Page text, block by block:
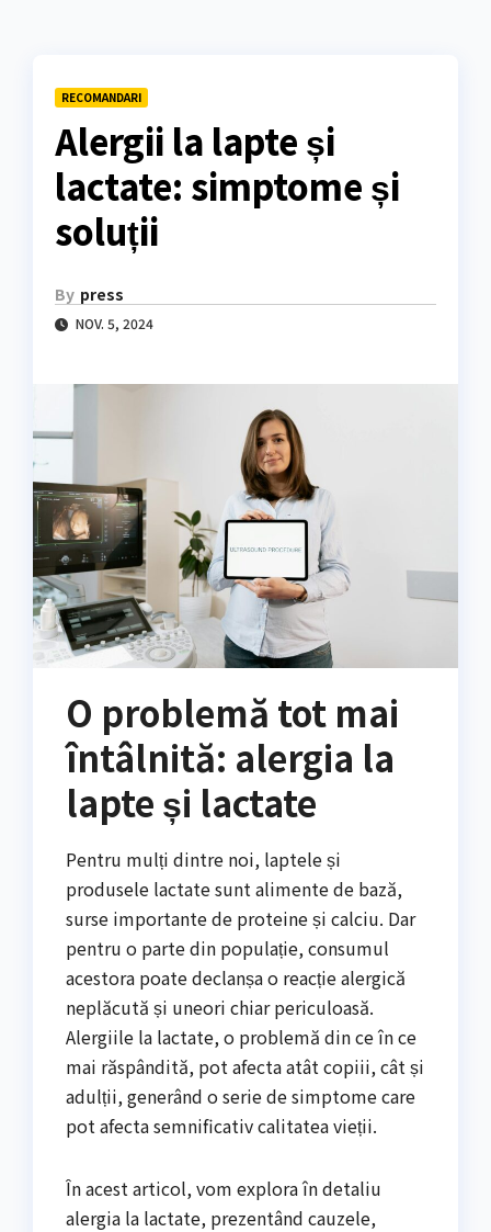
RECOMANDARI
Alergii la lapte și
lactate: simptome și
soluții
By press
NOV. 5, 2024
O problemă tot mai
întâlnită: alergia la
lapte și lactate
Pentru mulți dintre noi, laptele și
produsele lactate sunt alimente de bază,
surse importante de proteine și calciu. Dar
pentru o parte din populație, consumul
acestora poate declanșa o reacție alergică
neplăcută și uneori chiar periculoasă.
Alergiile la lactate, o problemă din ce în ce
mai răspândită, pot afecta atât copiii, cât și
adulții, generând o serie de simptome care
pot afecta semnificativ calitatea vieții.
În acest articol, vom explora în detaliu
alergia la lactate, prezentând cauzele,